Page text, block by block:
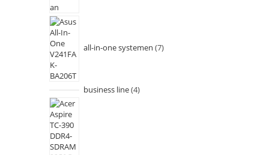
all-in-one systemen 7
business line 4